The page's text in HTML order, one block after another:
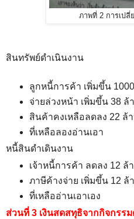
ภาพที่ 2 การเปลี่
สินทรัพย์ดำเนินงาน
ลูกหนี้การค้า เพิ่มขึ้น
จ่ายล่วงหน้า เพิ่มขึ้น 38 ล้
สินค้าคงเหลือลดลง 22 ล้
ที่เหลือลองอ่านเอา
หนี้สินดำเดินงาน
เจ้าหนี้การค้า ลดลง 12 ล้
ภาษีค้างจ่าย เพิ่มขึ้น 12 ล้
ที่เหลืออ่านเอาเอง
ส่วนที่ 3 เงินสดสทุธิจากกิจกรร